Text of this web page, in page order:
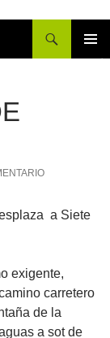
a Siete
exigente,
carretero
de la
a sot de